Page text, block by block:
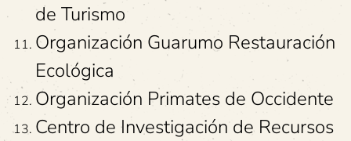
de Turismo
Organización Guarumo Restauración
Ecológica
Organización Primates de Occidente
Centro de Investigación de Recursos